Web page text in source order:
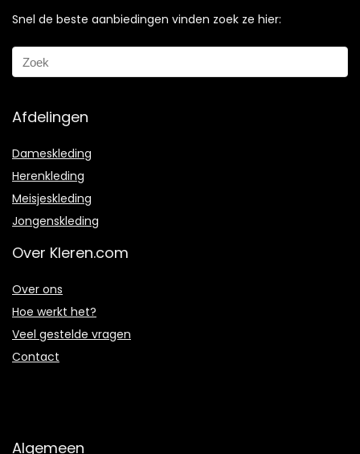
Snel de beste aanbiedingen vinden zoek ze hier:
Afdelingen
Dameskleding
Herenkleding
Meisjeskleding
Jongenskleding
Over Kleren.com
Over ons
Hoe werkt het?
Veel gestelde vragen
Contact
Algemeen